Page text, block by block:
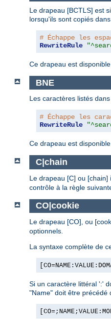
Le drapeau [BCTLS] est
lorsqu'ils sont copiés
# Échappe les
RewriteRule
Ce drapeau est
BNE
Les caractères listés
# Échappe les
RewriteRule
Ce drapeau est
C|chain
Le drapeau [C] ou [chain]
contrôle à la règle
CO|cookie
Le drapeau [CO], ou
optionnels.
La syntaxe complète de
Si un caractère littéral ':'
"Name" doit être précédé